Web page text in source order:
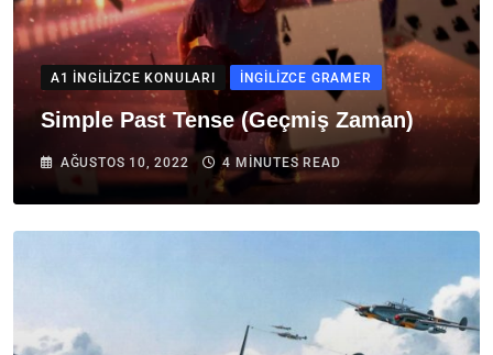
A1 İNGILIZCE KONULARI İNGILIZCE GRAMER
Simple Past Tense (Geçmiş Zaman)
AĞUSTOS 10, 2022 4 MINUTES READ